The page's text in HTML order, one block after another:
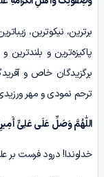
برترین، نیکوترین،
پاکیزه‌ترین و
برگزیدگان خاص و
ترحم نمودی و مهر
اللّٰهُمَّ وَصَلِّ عَلَى عَلِیٍّ
خداوندا! درود فرست بر